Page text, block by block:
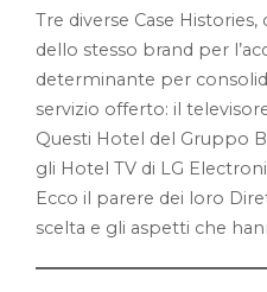
Tre diverse Case
dello stesso brand per
determinante per
servizio offerto: il
Questi Hotel del Gruppo
gli Hotel TV di LG
Ecco il parere dei loro
scelta e gli aspetti che